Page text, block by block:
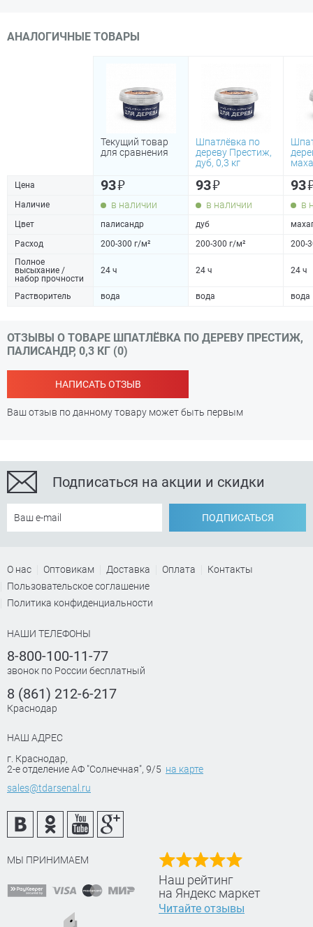
АНАЛОГИЧНЫЕ ТОВАРЫ
Текущий товар
для сравнения
Шпатлёвка по
дереву Престиж,
дуб, 0,3 кг
Цена 93₽ 93₽ 93
Наличие в наличии в наличии в
Цвет палисандр дуб
Расход
200-300 г/м² 200-300 г/м²
200-
Полное
высыхание /
набор прочности
24 ч 24 ч 24 ч
Растворитель вода вода вода
ОТЗЫВЫ О ТОВАРЕ ШПАТЛЁВКА ПО ДЕРЕВУ ПРЕСТИЖ,
ПАЛИСАНДР, 0,3 КГ (0)
НАПИСАТЬ ОТЗЫВ
Ваш отзыв по данному товару может быть первым
Подписаться на акции и скидки
ПОДПИСАТЬСЯ
О нас Оптовикам Доставка Оплата
Контакты
Пользовательское соглашение
Политика конфиденциальности
НАШИ ТЕЛЕФОНЫ
8-800-100-11-77
звонок по России бесплатный
8 (861) 212-6-217
Краснодар
НАШ АДРЕС
г. Краснодар,
2-е отделение АФ "Солнечная", 9/5 на карте
sales@tdarsenal.ru
МЫ ПРИНИМАЕМ
Наш рейтинг
на Яндекс маркет
Читайте отзывы